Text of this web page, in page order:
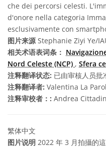
che dei percorsi celesti.
d'onore nella categoria
esclusivamente con
图片来源Stephanie Ziyi Ye/
相关术语表词条：
Nord Celeste (NCP) , Sfera
注释翻译状态: 已由审核人员批
注释翻译者: Valentina La
注释审校者：: Andrea
繁体中文
图片说明 2022 年 3 月拍攝的